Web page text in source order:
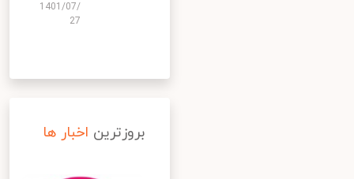
1401/07/
27
بروزترین اخبار ها